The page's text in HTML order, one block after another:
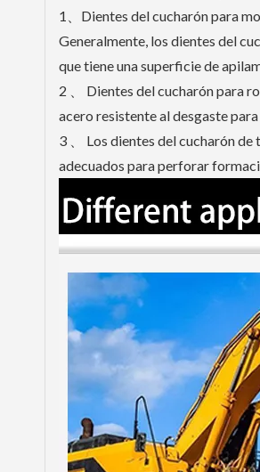
1、Dientes del cucharón para
Generalmente, los dientes del
que tiene una superficie de
2 、 Dientes del cucharón para
acero resistente al desgaste
3 、 Los dientes del cucharón
adecuados para perforar